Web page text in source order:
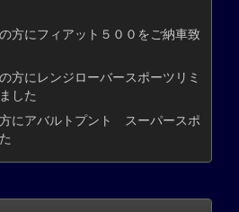
方にフィアット５００をご納車致
方にレンジローバースポーツリミ
した
にアバルトプント スーパースポ